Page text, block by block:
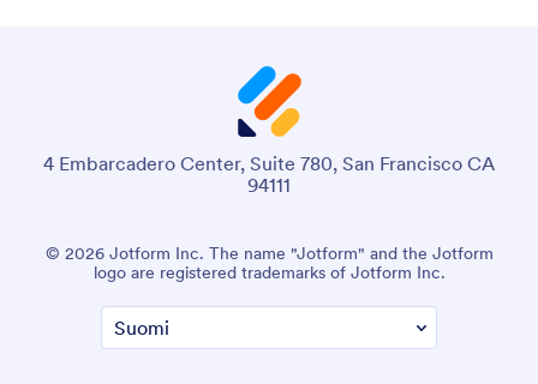
4 Embarcadero Center, Suite 780, San Francisco CA
94111
© 2026 Jotform Inc. The name "Jotform" and the Jotform
logo are registered trademarks of Jotform Inc.